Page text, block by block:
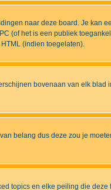
naar deze board. Je kan
(of het is een publiek
(indien toegelaten).
bovenaan van elk
belang dus deze zou je
topics en elke peiling die